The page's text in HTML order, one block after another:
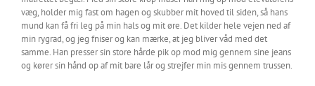
væg, holder mig fast om hagen og skubber mit hoved til siden, så hans
mund kan få fri leg på min hals og mit øre. Det kilder hele vejen ned af
min rygrad, og jeg fniser og kan mærke, at jeg bliver våd med det
samme. Han presser sin store hårde pik op mod mig gennem sine jeans
og kører sin hånd op af mit bare lår og strejfer min mis gennem trussen.